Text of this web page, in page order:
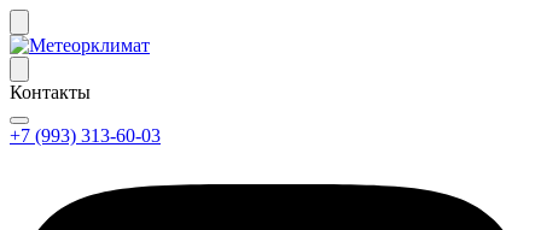
Контакты
+7 (993) 313-60-03